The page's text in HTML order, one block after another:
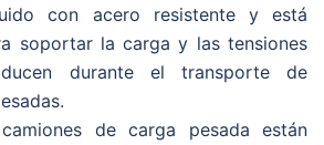
con acero resistente y está
soportar la carga y las tensiones
durante el transporte de
de carga pesada están